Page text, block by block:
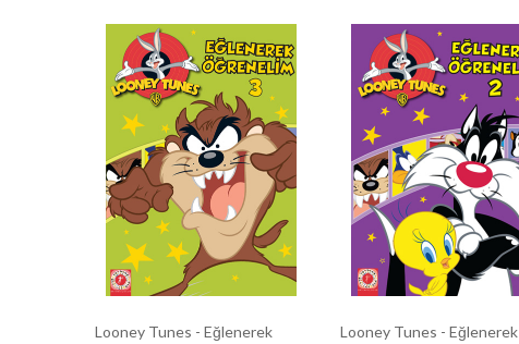
Looney Tunes - Eğlenerek
Looney Tunes - Eğlenerek